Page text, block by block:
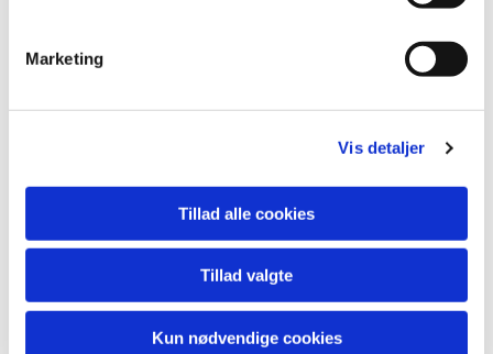
Marketing
Vis detaljer
Tillad alle cookies
Tillad valgte
Kun nødvendige cookies
skydestederne af Allah mod hyklerne; visdommens tunge af de
tilbedende; den støttende af Allahs religion; beskytteren af Allahs
anliggende og beholderen af Allahs viden.
Han var generøs og ædelmodig, nobel, tilfreds og modig. Den,
som ophørte de onde slægter. Han adskilte partierne, den mest
beslutsomme af dem, og den mest ædle, den mest sikre i
beslutsomheden, den mest dristige med tungen. Han var en modig
løve, der malede dem i slagene, da sværdene og spyddene og
pilene blandede sig, som mel males i sten. Løven af Hijaz og
vædderen af Irak. Fra Mekka, fra Medina, fra Badr, fra Uhud, fra
Shajar, udvandreren. Herren over araberne og slagenes løve.
Arvtageren af de helligdomme.